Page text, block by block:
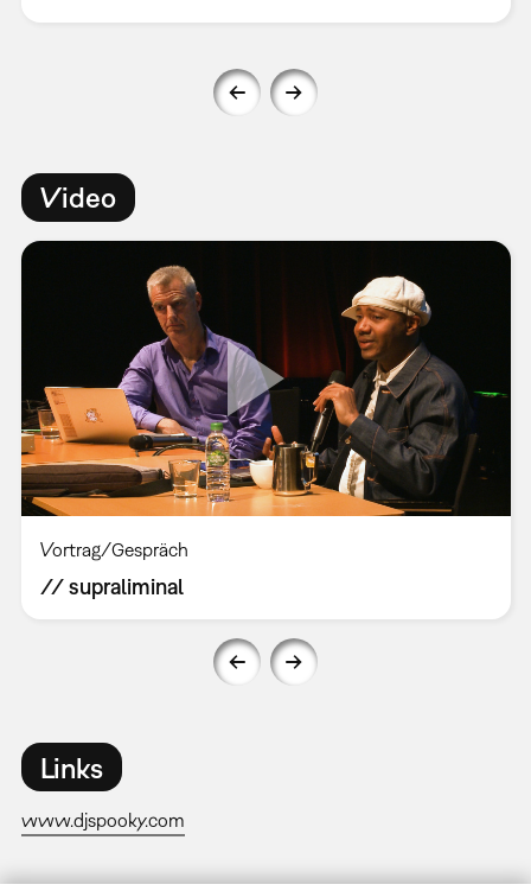
Video
Vortrag/Gespräch
// supraliminal
Links
www.djspooky.com